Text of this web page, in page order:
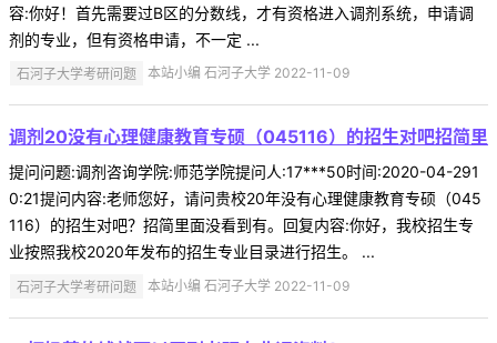
容:你好！首先需要过B区的分数线，才有资格进入调剂系统，申请调
剂的专业，但有资格申请，不一定 ...
石河子大学考研问题 本站小编 石河子大学 2022-11-09
调剂20没有心理健康教育专硕（045116）的招生对吧招简里
提问问题:调剂咨询学院:师范学院提问人:17***50时间:2020-04-291
0:21提问内容:老师您好，请问贵校20年没有心理健康教育专硕（045
116）的招生对吧？招简里面没看到有。回复内容:你好，我校招生专
业按照我校2020年发布的招生专业目录进行招生。 ...
石河子大学考研问题 本站小编 石河子大学 2022-11-09